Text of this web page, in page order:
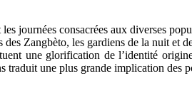
journées consacrées aux diverses
Zangbèto, les gardiens de la nuit et
une glorification de l’identité
traduit une plus grande implication des